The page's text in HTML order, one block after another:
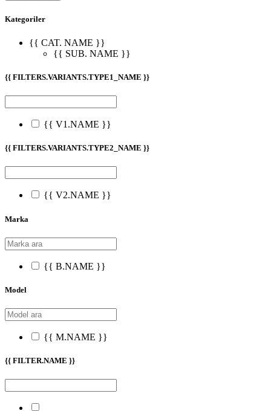
Kategoriler
{{ CAT. NAME }}
{{ SUB. NAME }}
{{ FILTERS.VARIANTS.TYPE1_NAME }}
{{ V1.NAME }}
{{ FILTERS.VARIANTS.TYPE2_NAME }}
{{ V2.NAME }}
Marka
{{ B.NAME }}
Model
{{ M.NAME }}
{{ FILTER.NAME }}